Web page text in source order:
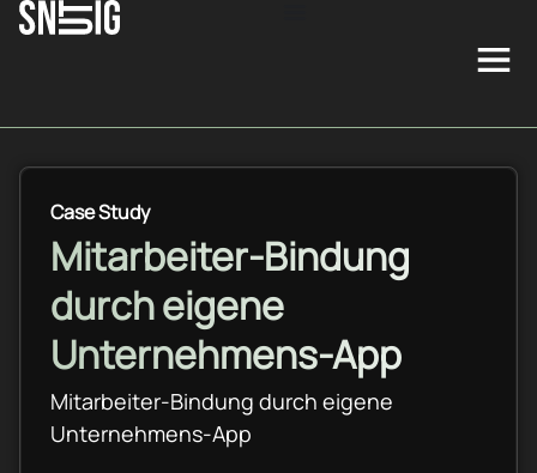
Case Study
Mitarbeiter-Bindung
durch eigene
Unternehmens-App
Mitarbeiter-Bindung durch eigene
Unternehmens-App